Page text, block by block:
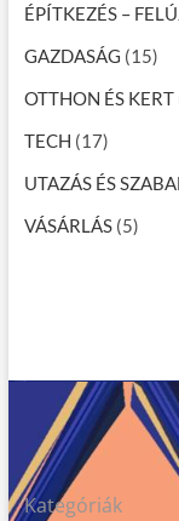
ÉPÍTKEZÉS –
GAZDASÁG (15)
OTTHON ÉS KERT
TECH (17)
UTAZÁS ÉS
VÁSÁRLÁS(5)
Kategóriák